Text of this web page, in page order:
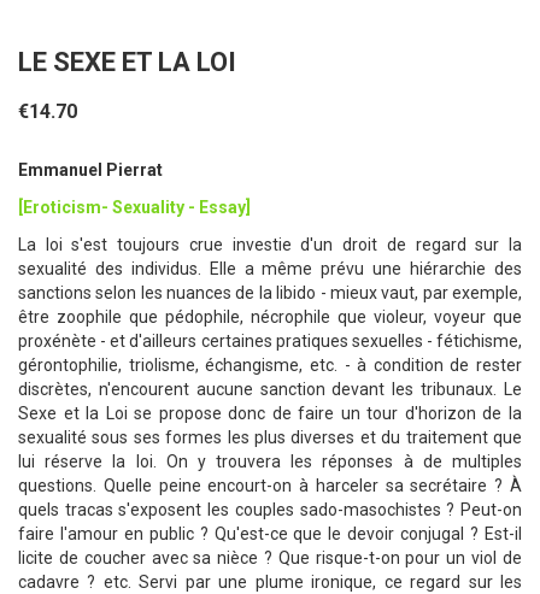
LE SEXE ET LA LOI
€14.70
Emmanuel Pierrat
[Eroticism- Sexuality - Essay]
La loi s'est toujours crue investie d'un droit de regard sur la
sexualité des individus. Elle a même prévu une hiérarchie des
sanctions selon les nuances de la libido - mieux vaut, par exemple,
être zoophile que pédophile, nécrophile que violeur, voyeur que
proxénète - et d'ailleurs certaines pratiques sexuelles - fétichisme,
gérontophilie, triolisme, échangisme, etc. - à condition de rester
discrètes, n'encourent aucune sanction devant les tribunaux. Le
Sexe et la Loi se propose donc de faire un tour d'horizon de la
sexualité sous ses formes les plus diverses et du traitement que
lui réserve la loi. On y trouvera les réponses à de multiples
questions. Quelle peine encourt-on à harceler sa secrétaire ? À
quels tracas s'exposent les couples sado-masochistes ? Peut-on
faire l'amour en public ? Qu'est-ce que le devoir conjugal ? Est-il
licite de coucher avec sa nièce ? Que risque-t-on pour un viol de
cadavre ? etc. Servi par une plume ironique, ce regard sur les